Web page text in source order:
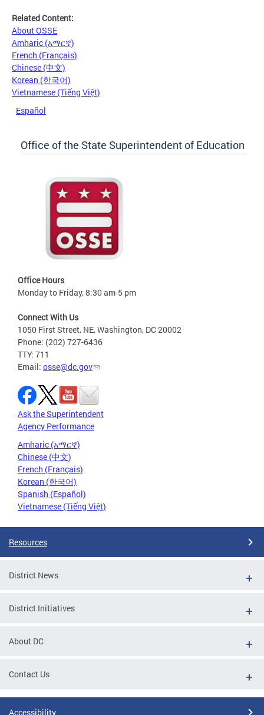
Related Content:
About OSSE
Amharic (አማርኛ)
French (Français)
Chinese (中文)
Korean (한국어)
Vietnamese (Tiếng Việt)
Español
Office of the State Superintendent of Education
Office Hours
Monday to Friday, 8:30 am-5 pm
Connect With Us
1050 First Street, NE, Washington, DC 20002
Phone: (202) 727-6436
TTY: 711
Email: osse@dc.gov
Ask the Superintendent
Agency Performance
Amharic (አማርኛ)
Chinese (中文)
French (Français)
Korean (한국어)
Spanish (Español)
Vietnamese (Tiếng Việt)
Resources
District News
District Initiatives
About DC
Contact Us
Accessibility